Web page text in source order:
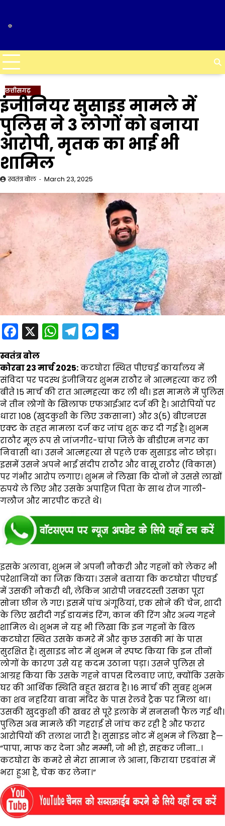
content
छत्तीसगढ़
इंजीनियर सुसाइड मामले में
पुलिस ने 3 लोगों को बनाया
आरोपी, मृतक का भाई भी
शामिल
स्वतंत्र बोल March 23, 2025
Facebook
X WhatsApp
Telegram
Messenger
स्वतंत्र बोल
कोरबा 23 मार्च 2025:कटघोरा स्थित पीएचई कार्यालय में
संविदा पर पदस्थ इंजीनियर शुभम राठौर ने आत्महत्या कर ली
बीते 15 मार्च की रात आत्महत्या कर ली थी। इस मामले में पुलिस
ने तीन लोगों के खिलाफ एफआईआर दर्ज की है। आरोपियों पर
धारा 108 (खुदकुशी के लिए उकसाना) और 3(5) बीएनएस
एक्ट के तहत मामला दर्ज कर जांच शुरू कर दी गई है। शुभम
राठौर मूल रूप से जांजगीर-चांपा जिले के बीडीएम नगर का
निवासी था। उसने आत्महत्या से पहले एक सुसाइड नोट छोड़ा।
इसमें उसने अपने भाई संदीप राठौर और वासू राठौर (विकास)
पर गंभीर आरोप लगाए। शुभम ने लिखा कि दोनों ने उससे लाखों
रुपये ले लिए और उसके अपाहिज पिता के साथ रोज गाली-
गलौज और मारपीट करते थे।
इसके अलावा, शुभम ने अपनी नौकरी और गहनों को लेकर भी
परेशानियों का जिक्र किया। उसने बताया कि कटघोरा पीएचई
में उसकी नौकरी थी, लेकिन आरोपी जबरदस्ती उसका पूरा
सोना छीन ले गए। इसमें पांच अंगूठियां, एक सोने की चेन, शादी
के लिए खरीदी गई डायमंड रिंग, कान की रिंग और अन्य गहने
शामिल थे। शुभम ने यह भी लिखा कि इन गहनों के बिल
कटघोरा स्थित उसके कमरे में और कुछ उसकी मां के पास
सुरक्षित हैं। सुसाइड नोट में शुभम ने स्पष्ट किया कि इन तीनों
लोगों के कारण उसे यह कदम उठाना पड़ा। उसने पुलिस से
आग्रह किया कि उसके गहने वापस दिलवाए जाएं, क्योंकि उसके
घर की आर्थिक स्थिति बहुत खराब है। 16 मार्च की सुबह शुभम
का शव नहरिया बाबा मंदिर के पास रेलवे ट्रैक पर मिला था।
उसकी खुदकुशी की खबर से पूरे इलाके में सनसनी फैल गई थी।
पुलिस अब मामले की गहराई से जांच कर रही है और फरार
आरोपियों की तलाश जारी है। सुसाइड नोट में शुभम ने लिखा है—
“पापा, माफ कर देना और मम्मी, जो भी हो, सहकर जीना…।
कटघोरा के कमरे से मेरा सामान ले आना, किराया एडवांस में
भरा हुआ है, चेक कर लेना।”